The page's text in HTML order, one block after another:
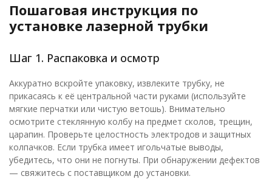
Пошаговая инструкция по
установке лазерной трубки
Шаг 1. Распаковка и осмотр
Аккуратно вскройте упаковку, извлеките трубку, не
прикасаясь к её центральной части руками (используйте
мягкие перчатки или чистую ветошь). Внимательно
осмотрите стеклянную колбу на предмет сколов, трещин,
царапин. Проверьте целостность электродов и защитных
колпачков. Если трубка имеет игольчатые выводы,
убедитесь, что они не погнуты. При обнаружении дефектов
— свяжитесь с поставщиком до установки.